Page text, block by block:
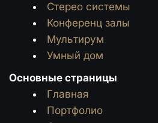
Стерео системы
Конференц залы
Мультирум
Умный дом
Основные страницы
Главная
Портфолио